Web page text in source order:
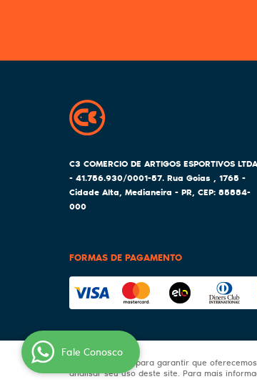
C3 COMERCIO DE ARTIGOS ESPORTIVOS LTDA
- 41.756.930/0001-57. Rua Goias , 1765 -
Cidade Alta, Medianeira - PR, CEP: 85884-
000
FORMAS DE PAGAMENTO
Usamos cookies para garantir que
analisar seu uso deste site. Para mais
Fale Conosco